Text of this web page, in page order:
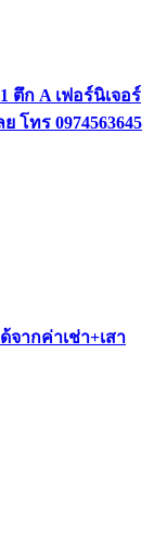
ตึก A เฟอร์นิเจอร์
โทร 0974563645
จากค่าเช่า+เสา